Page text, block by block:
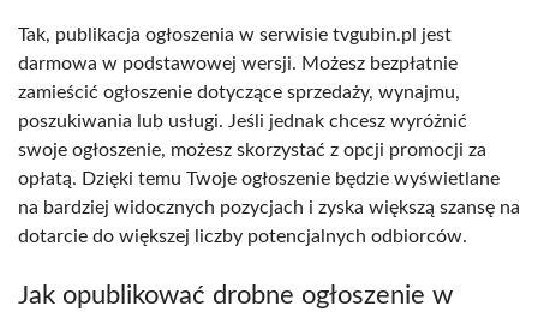
Tak, publikacja ogłoszenia w serwisie tvgubin.pl jest
darmowa w podstawowej wersji. Możesz bezpłatnie
zamieścić ogłoszenie dotyczące sprzedaży, wynajmu,
poszukiwania lub usługi. Jeśli jednak chcesz wyróżnić
swoje ogłoszenie, możesz skorzystać z opcji promocji za
opłatą. Dzięki temu Twoje ogłoszenie będzie wyświetlane
na bardziej widocznych pozycjach i zyska większą szansę na
dotarcie do większej liczby potencjalnych odbiorców.
Jak opublikować drobne ogłoszenie w